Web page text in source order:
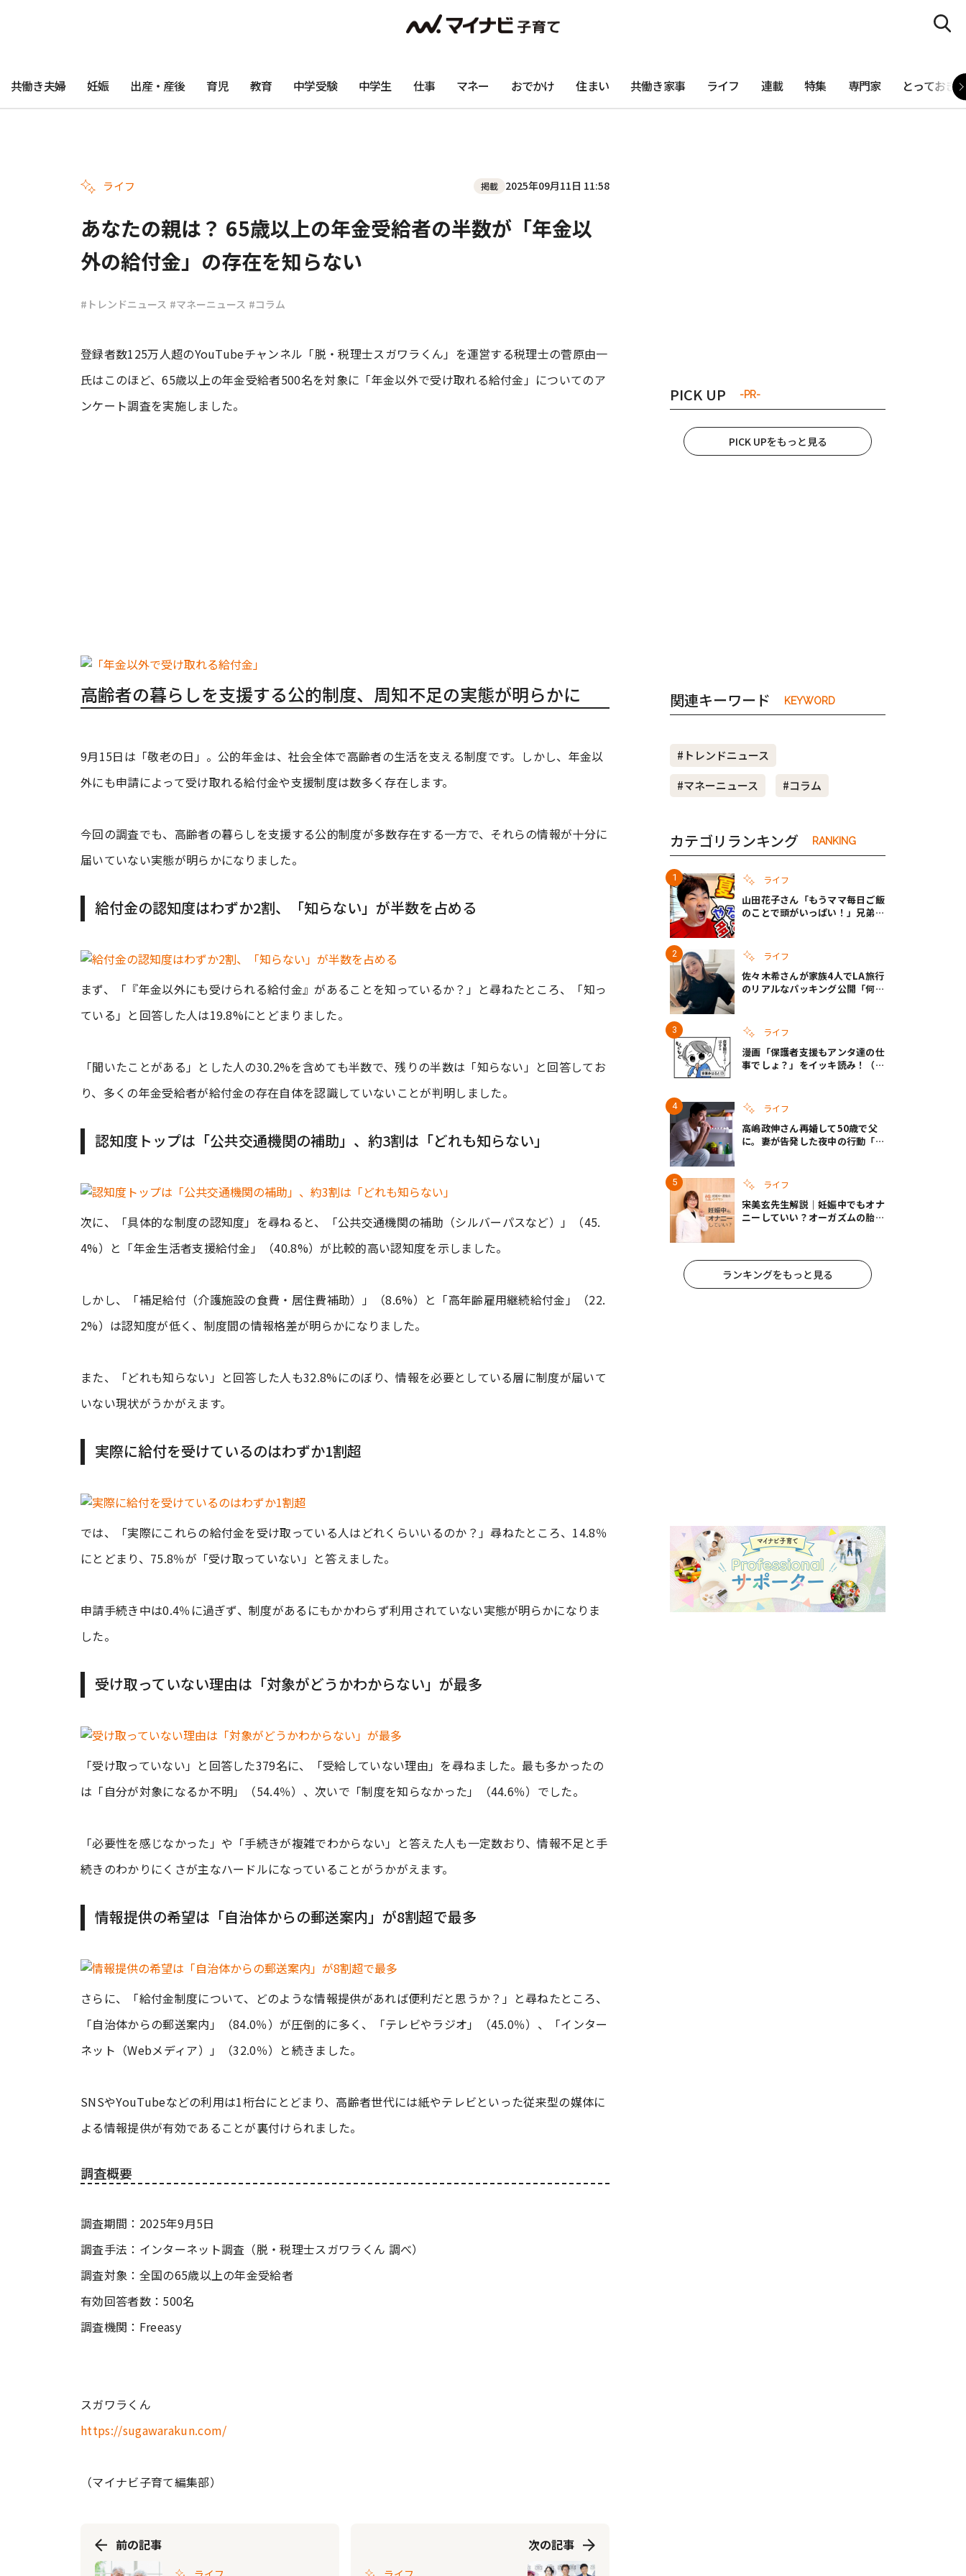
共働き夫婦 妊娠 出産・産後 育児 教育 中学受験 中学生 仕事 マネー おでかけ 住まい 共働き家事 ライフ 連載 特集 専門家 とっておき
ライフ 掲載 2025年09月11日 11:58
あなたの親は？ 65歳以上の年金受給者の半数が「年金以
外の給付金」の存在を知らない
#トレンドニュース #マネーニュース #コラム
登録者数125万人超のYouTubeチャンネル「脱・税理士スガワラくん」を運営する税理士の菅原由一
氏はこのほど、65歳以上の年金受給者500名を対象に「年金以外で受け取れる給付金」についてのア
ンケート調査を実施しました。
高齢者の暮らしを支援する公的制度、周知不足の実態が明らかに
9月15日は「敬老の日」。公的年金は、社会全体で高齢者の生活を支える制度です。しかし、年金以
外にも申請によって受け取れる給付金や支援制度は数多く存在します。
今回の調査でも、高齢者の暮らしを支援する公的制度が多数存在する一方で、それらの情報が十分に
届いていない実態が明らかになりました。
給付金の認知度はわずか2割、「知らない」が半数を占める
まず、「『年金以外にも受けられる給付金』があることを知っているか？」と尋ねたところ、「知っ
ている」と回答した人は19.8%にとどまりました。
「聞いたことがある」とした人の30.2%を含めても半数で、残りの半数は「知らない」と回答してお
り、多くの年金受給者が給付金の存在自体を認識していないことが判明しました。
認知度トップは「公共交通機関の補助」、約3割は「どれも知らない」
次に、「具体的な制度の認知度」を尋ねると、「公共交通機関の補助（シルバーパスなど）」（45.
4%）と「年金生活者支援給付金」（40.8%）が比較的高い認知度を示しました。
しかし、「補足給付（介護施設の食費・居住費補助）」（8.6%）と「高年齢雇用継続給付金」（22.
2%）は認知度が低く、制度間の情報格差が明らかになりました。
また、「どれも知らない」と回答した人も32.8%にのぼり、情報を必要としている層に制度が届いて
いない現状がうかがえます。
実際に給付を受けているのはわずか1割超
では、「実際にこれらの給付金を受け取っている人はどれくらいいるのか？」尋ねたところ、14.8％
にとどまり、75.8％が「受け取っていない」と答えました。
申請手続き中は0.4％に過ぎず、制度があるにもかかわらず利用されていない実態が明らかになりま
した。
受け取っていない理由は「対象がどうかわからない」が最多
「受け取っていない」と回答した379名に、「受給していない理由」を尋ねました。最も多かったの
は「自分が対象になるか不明」（54.4％）、次いで「制度を知らなかった」（44.6％）でした。
「必要性を感じなかった」や「手続きが複雑でわからない」と答えた人も一定数おり、情報不足と手
続きのわかりにくさが主なハードルになっていることがうかがえます。
情報提供の希望は「自治体からの郵送案内」が8割超で最多
さらに、「給付金制度について、どのような情報提供があれば便利だと思うか？」と尋ねたところ、
「自治体からの郵送案内」（84.0％）が圧倒的に多く、「テレビやラジオ」（45.0％）、「インター
ネット（Webメディア）」（32.0％）と続きました。
SNSやYouTubeなどの利用は1桁台にとどまり、高齢者世代には紙やテレビといった従来型の媒体に
よる情報提供が有効であることが裏付けられました。
調査概要
調査期間：2025年9月5日
調査手法：インターネット調査（脱・税理士スガワラくん 調べ）
調査対象：全国の65歳以上の年金受給者
有効回答者数：500名
調査機関：Freeasy
スガワラくん
https://sugawarakun.com/
（マイナビ子育て編集部）
前の記事 次の記事
PICK UP -PR-
PICK UPをもっと見る
関連キーワード KEYWORD
#トレンドニュース
#マネーニュース
#コラム
カテゴリランキング RANKING
ライフ
山田花子さん「もうママ毎日ご飯
のことで頭がいっぱい！」兄弟夏
ライフ
佐々木希さんが家族4人でLA旅行
のリアルなパッキング公開「何が
ライフ
漫画「保護者支援もアンタ達の仕
事でしょ？」をイッキ読み！（右
ライフ
高嶋政伸さん再婚して50歳で父
に。妻が告発した夜中の行動「こ
ライフ
宋美玄先生解説｜妊娠中でもオナ
ニーしていい？オーガズムの胎児
ランキングをもっと見る